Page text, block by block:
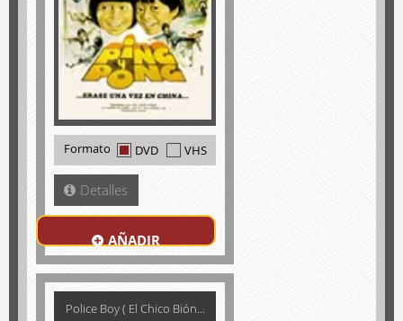
Formato DVD VHS
Detalles
AÑADIR
Police Boy ( El Chico Bión...